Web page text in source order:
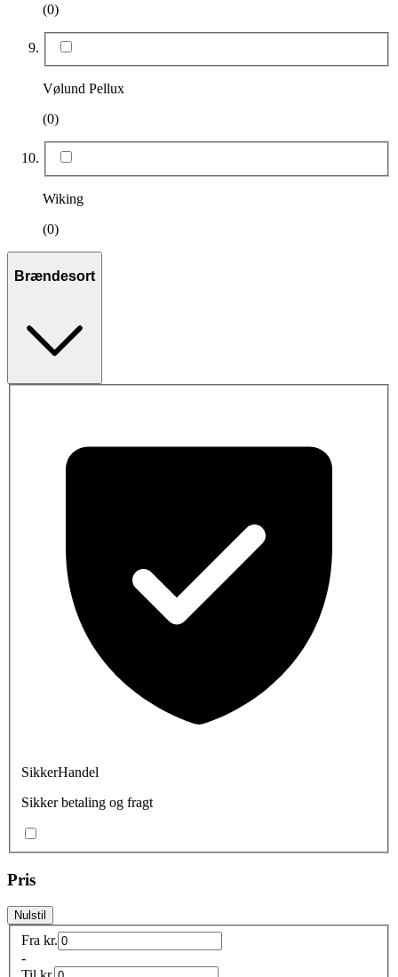
(0)
Vølund Pellux
(0)
Wiking
(0)
Brændesort
SikkerHandel
Sikker betaling og fragt
Pris
Nulstil
Fra kr.
-